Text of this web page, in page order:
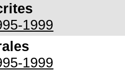
1999
1999